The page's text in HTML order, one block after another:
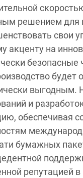
решением для
свои
акценту на
безопасные
будет
выгодным.
и
обеспечивая
бумажных
репутацией